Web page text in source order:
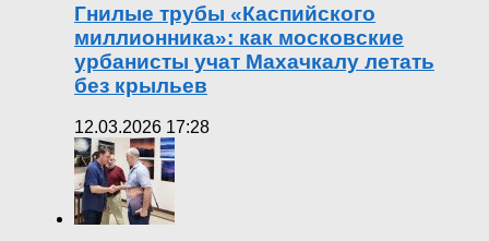
Гнилые трубы «Каспийского
миллионника»: как московские
урбанисты учат Махачкалу летать
без крыльев
12.03.2026 17:28